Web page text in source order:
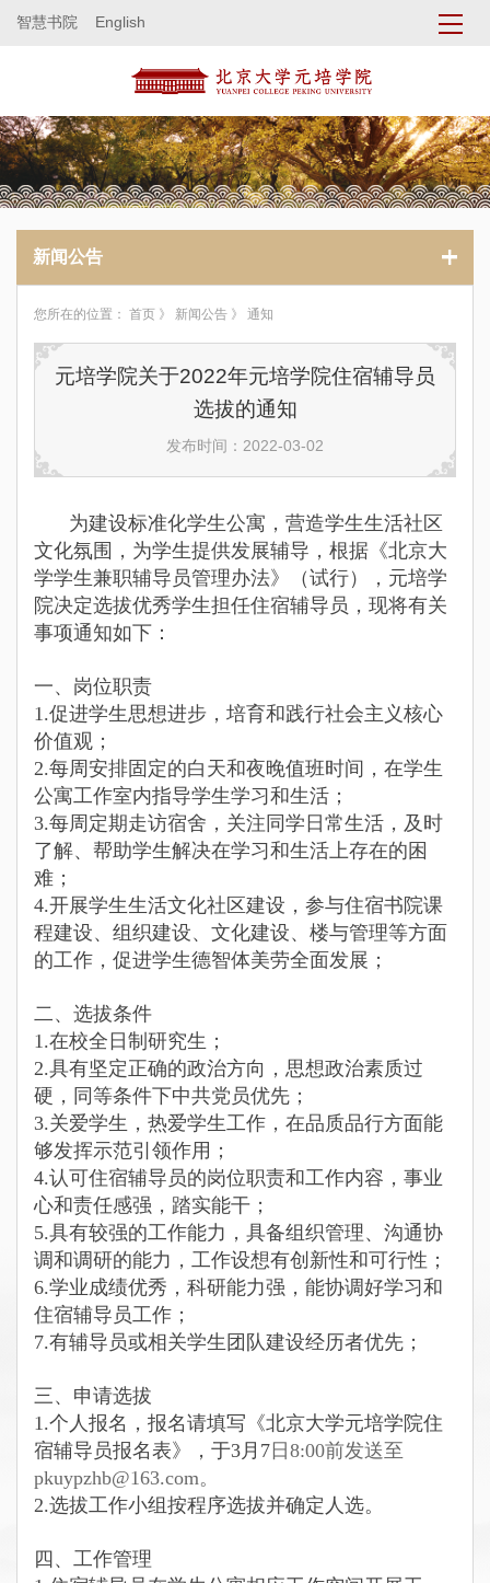
智慧书院 English
新闻公告
您所在的位置： 首页 》 新闻公告 》 通知
元培学院关于2022年元培学院住宿辅导员
选拔的通知
发布时间：2022-03-02
为建设标准化学生公寓，营造学生生活社区
文化氛围，为学生提供发展辅导，根据《北京大
学学生兼职辅导员管理办法》（试行），元培学
院决定选拔优秀学生担任住宿辅导员，现将有关
事项通知如下：
一、岗位职责
1.促进学生思想进步，培育和践行社会主义核心
价值观；
2.每周安排固定的白天和夜晚值班时间，在学生
公寓工作室内指导学生学习和生活；
3.每周定期走访宿舍，关注同学日常生活，及时
了解、帮助学生解决在学习和生活上存在的困
难；
4.开展学生生活文化社区建设，参与住宿书院课
程建设、组织建设、文化建设、楼与管理等方面
的工作，促进学生德智体美劳全面发展；
二、选拔条件
1.在校全日制研究生；
2.具有坚定正确的政治方向，思想政治素质过
硬，同等条件下中共党员优先；
3.关爱学生，热爱学生工作，在品质品行方面能
够发挥示范引领作用；
4.认可住宿辅导员的岗位职责和工作内容，事业
心和责任感强，踏实能干；
5.具有较强的工作能力，具备组织管理、沟通协
调和调研的能力，工作设想有创新性和可行性；
6.学业成绩优秀，科研能力强，能协调好学习和
住宿辅导员工作；
7.有辅导员或相关学生团队建设经历者优先；
三、申请选拔
1.个人报名，报名请填写《北京大学元培学院住
宿辅导员报名表》，于3月7日8:00前发送至
pkuypzhb@163.com。
2.选拔工作小组按程序选拔并确定人选。
四、工作管理